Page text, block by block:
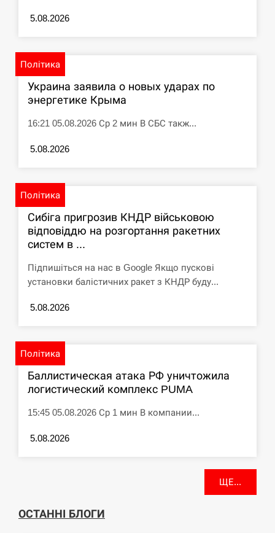
5.08.2026
Політика
Украина заявила о новых ударах по
энергетике Крыма
16:21 05.08.2026 Ср 2 мин В СБС такж...
5.08.2026
Політика
Сибіга пригрозив КНДР військовою
відповіддю на розгортання ракетних
систем в ...
Підпишіться на нас в Google Якщо пускові
установки балістичних ракет з КНДР буду...
5.08.2026
Політика
Баллистическая атака РФ уничтожила
логистический комплекс PUMA
15:45 05.08.2026 Ср 1 мин В компании...
5.08.2026
ЩЕ...
ОСТАННІ БЛОГИ